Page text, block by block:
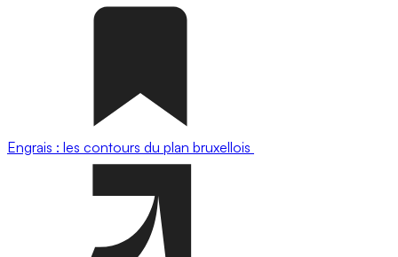
Engrais : les contours du plan bruxellois